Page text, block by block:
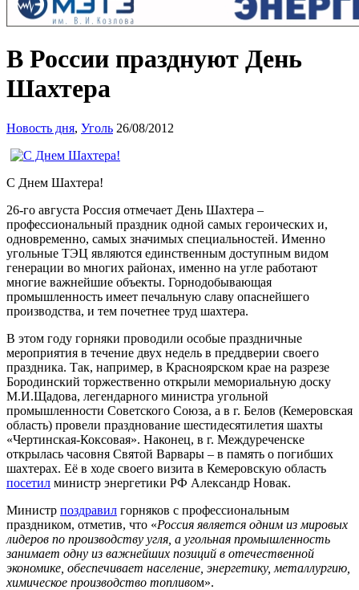
В России празднуют День
Шахтера
Новость дня, Уголь 26/08/2012
С Днем Шахтера!
26-го августа Россия отмечает День Шахтера –
профессиональный праздник одной самых героических и,
одновременно, самых значимых специальностей. Именно
угольные ТЭЦ являются единственным доступным видом
генерации во многих районах, именно на угле работают
многие важнейшие объекты. Горнодобывающая
промышленность имеет печальную славу опаснейшего
производства, и тем почетнее труд шахтера.
В этом году горняки проводили особые праздничные
мероприятия в течение двух недель в преддверии своего
праздника. Так, например, в Красноярском крае на разрезе
Бородинский торжественно открыли мемориальную доску
М.И.Щадова, легендарного министра угольной
промышленности Советского Союза, а в г. Белов (Кемеровская
область) провели празднование шестидесятилетия шахты
«Чертинская-Коксовая». Наконец, в г. Междуреченске
открылась часовня Святой Варвары – в память о погибших
шахтерах. Её в ходе своего визита в Кемеровскую область
посетил министр энергетики РФ Александр Новак.
Министр поздравил горняков с профессиональным
праздником, отметив, что «Россия является одним из мировых
лидеров по производству угля, а угольная промышленность
занимает одну из важнейших позиций в отечественной
экономике, обеспечивает население, энергетику, металлургию,
химическое производство топливом».